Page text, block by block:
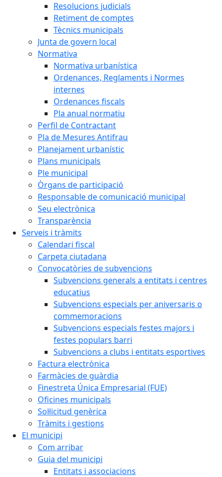
Resolucions judicials
Retiment de comptes
Tècnics municipals
Junta de govern local
Normativa
Normativa urbanística
Ordenances, Reglaments i Normes
internes
Ordenances fiscals
Pla anual normatiu
Perfil de Contractant
Pla de Mesures Antifrau
Planejament urbanístic
Plans municipals
Ple municipal
Òrgans de participació
Responsable de comunicació municipal
Seu electrònica
Transparència
Serveis i tràmits
Calendari fiscal
Carpeta ciutadana
Convocatòries de subvencions
Subvencions generals a entitats i centres
educatius
Subvencions especials per aniversaris o
commemoracions
Subvencions especials festes majors i
festes populars barri
Subvencions a clubs i entitats esportives
Factura electrònica
Farmàcies de guàrdia
Finestreta Única Empresarial (FUE)
Oficines municipals
Sol·licitud genèrica
Tràmits i gestions
El municipi
Com arribar
Guia del municipi
Entitats i associacions